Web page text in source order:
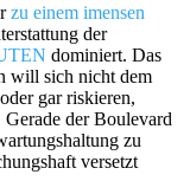
zu einem imensen
der
dominiert. Das
will sich nicht dem
gar riskieren,
der Boulevard
zu
versetzt